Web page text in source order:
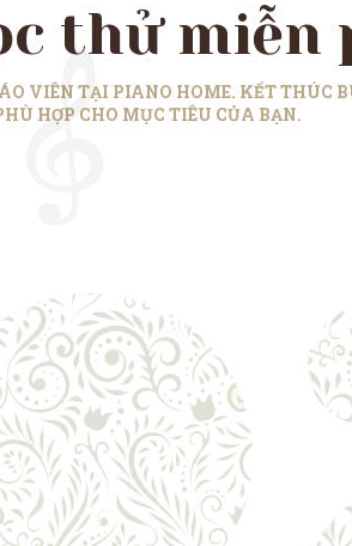
thử miễn
VIÊN TẠI PIANO HOME. KẾT THÚC
HỢP CHO MỤC TIÊU CỦA BẠN.